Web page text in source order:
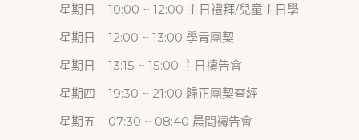
星期日 – 10:00 ~ 12:00 主日禮拜/兒童主日學
星期日 – 12:00 ~ 13:00 學青團契
星期日 – 13:15 ~ 15:00 主日禱告會
星期四 – 19:30 ~ 21:00 歸正團契查經
星期五 – 07:30 ~ 08:40 晨間禱告會